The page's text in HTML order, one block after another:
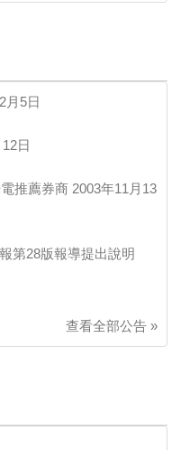
月5日
日
推薦券商 2003年11月13
第28版報導提出說明
查看全部公告 »